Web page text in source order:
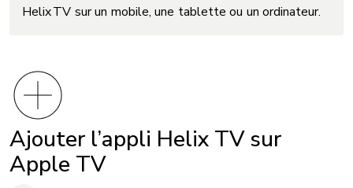
Helix TV sur un mobile, une tablette ou un ordinateur.​
Ajouter l’appli Helix TV sur
Apple TV